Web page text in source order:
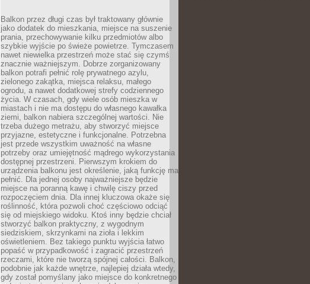
Balkon przez długi czas był traktowany głównie
jako dodatek do mieszkania, miejsce na suszenie
prania, przechowywanie kilku przedmiotów albo
szybkie wyjście po świeże powietrze. Tymczasem
nawet niewielka przestrzeń może stać się czymś
znacznie ważniejszym. Dobrze zorganizowany
balkon potrafi pełnić rolę prywatnego azylu,
zielonego zakątka, miejsca relaksu, małego
ogrodu, a nawet dodatkowej strefy codziennego
życia. W czasach, gdy wiele osób mieszka w
miastach i nie ma dostępu do własnego kawałka
ziemi, balkon nabiera szczególnej wartości. Nie
trzeba dużego metrażu, aby stworzyć miejsce
przyjazne, estetyczne i funkcjonalne. Potrzebna
jest przede wszystkim uważność na własne
potrzeby oraz umiejętność mądrego wykorzystania
dostępnej przestrzeni. Pierwszym krokiem do
urządzenia balkonu jest określenie, jaką funkcję ma
pełnić. Dla jednej osoby najważniejsze będzie
miejsce na poranną kawę i chwilę ciszy przed
rozpoczęciem dnia. Dla innej kluczowa okaże się
roślinność, która pozwoli choć częściowo odciąć
się od miejskiego widoku. Ktoś inny będzie chciał
stworzyć balkon praktyczny, z wygodnym
siedziskiem, skrzynkami na zioła i lekkim
oświetleniem. Bez takiego punktu wyjścia łatwo
popaść w przypadkowość i zagracić przestrzeń
rzeczami, które nie tworzą spójnej całości. Balkon,
podobnie jak każde wnętrze, najlepiej działa wtedy,
gdy został pomyślany jako miejsce do konkretnego